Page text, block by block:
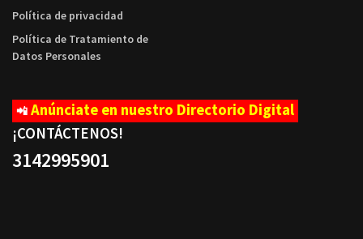
Política de privacidad
Política de Tratamiento de
Datos Personales
📲 Anúnciate en nuestro Directorio Digital
¡CONTÁCTENOS!
3142995901